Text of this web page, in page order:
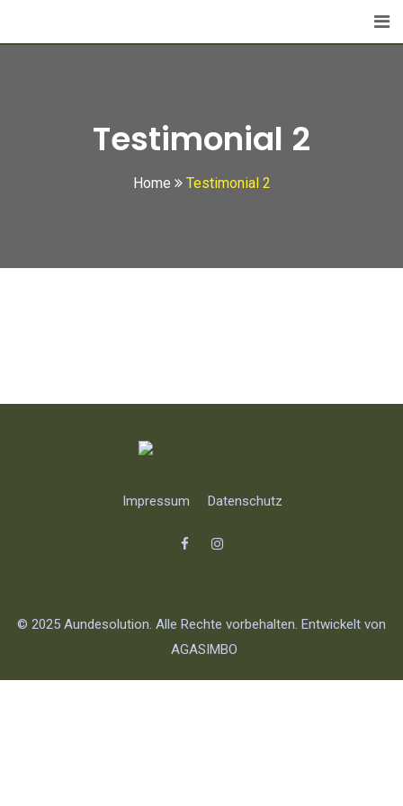
Testimonial 2
Home Testimonial 2
Impressum Datenschutz
© 2025 Aundesolution. Alle Rechte vorbehalten. Entwickelt von
AGASIMBO